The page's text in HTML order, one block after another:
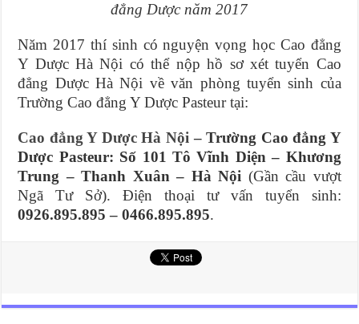
đẳng Dược năm 2017
Năm 2017 thí sinh có nguyện vọng học Cao đẳng
Y Dược Hà Nội có thể nộp hồ sơ xét tuyển Cao
đẳng Dược Hà Nội về văn phòng tuyển sinh của
Trường Cao đẳng Y Dược Pasteur tại:
Cao đẳng Y Dược Hà Nội – Trường Cao đẳng Y
Dược Pasteur: Số 101 Tô Vĩnh Diện – Khương
Trung – Thanh Xuân – Hà Nội (Gần cầu vượt
Ngã Tư Sở). Điện thoại tư vấn tuyển sinh:
0926.895.895 – 0466.895.895.